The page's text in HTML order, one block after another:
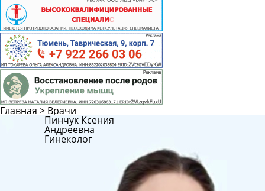
Главная > Врачи
Пинчук Ксения
Андреевна
Гинеколог